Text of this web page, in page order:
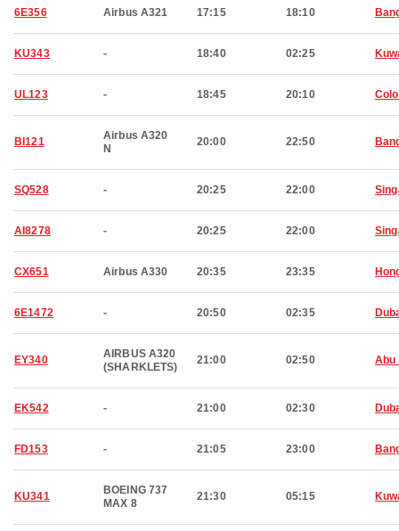
6E356 Airbus A321 17:15 18:10
KU343 - 18:40 02:25
UL123 - 18:45 20:10
BI121
Airbus A320
N
20:00 22:50
SQ528 - 20:25 22:00
AI8278 - 20:25 22:00
CX651 Airbus A330 20:35 23:35
6E1472 - 20:50 02:35
EY340
AIRBUS A320
(SHARKLETS)
21:00 02:50 Abu
EK542 - 21:00 02:30
FD153 - 21:05 23:00
KU341
BOEING 737
MAX 8
21:30 05:15